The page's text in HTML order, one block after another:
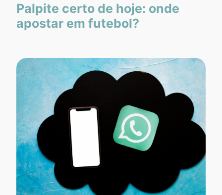
Palpite certo de hoje: onde
apostar em futebol?